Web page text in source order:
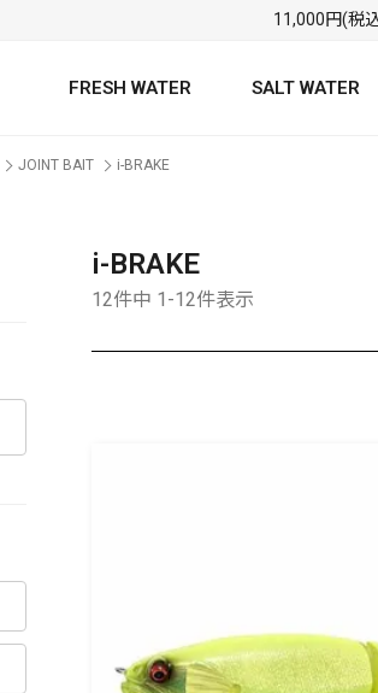
11,000円(税
FRESH WATER SALT WATER
JOINT BAIT i-BRAKE
i-BRAKE
12件中 1-12件表示